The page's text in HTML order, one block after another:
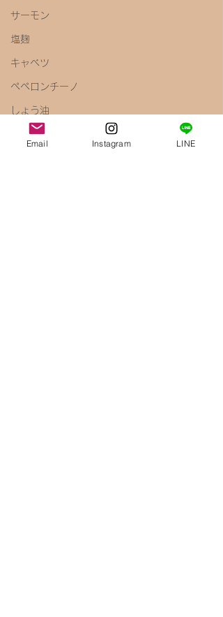
サーモン
塩麹
キャベツ
ペペロンチーノ
しょう油
Email Instagram LINE